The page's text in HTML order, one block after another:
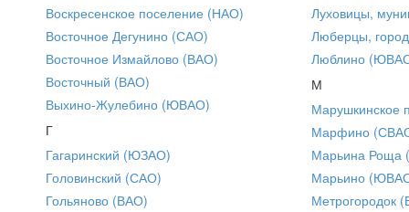
Воскресенское поселение (НАО)
Восточное Дегунино (САО)
Восточное Измайлово (ВАО)
Восточный (ВАО)
Выхино-Жулебино (ЮВАО)
Г
Гагаринский (ЮЗАО)
Головинский (САО)
Гольяново (ВАО)
Луховицы,
Люберцы,
Люблино
М
Марушкинское
Марфино
Марьина Роща
Марьино
Метрогородок